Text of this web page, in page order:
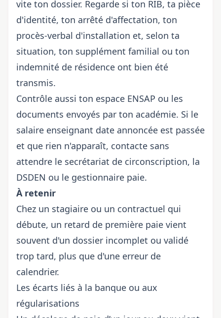
vite ton dossier. Regarde si ton RIB, ta pièce
d'identité, ton arrêté d'affectation, ton
procès-verbal d'installation et, selon ta
situation, ton supplément familial ou ton
indemnité de résidence ont bien été
transmis.
Contrôle aussi ton espace ENSAP ou les
documents envoyés par ton académie. Si le
salaire enseignant date annoncée est passée
et que rien n'apparaît, contacte sans
attendre le secrétariat de circonscription, la
DSDEN ou le gestionnaire paie.
À retenir
Chez un stagiaire ou un contractuel qui
débute, un retard de première paie vient
souvent d'un dossier incomplet ou validé
trop tard, plus que d'une erreur de
calendrier.
Les écarts liés à la banque ou aux
régularisations